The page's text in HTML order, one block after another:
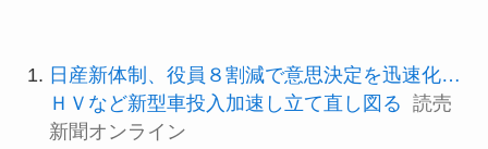
日産新体制、役員８割減で意思決定を迅速化…
ＨＶなど新型車投入加速し立て直し図る 読売
新聞オンライン